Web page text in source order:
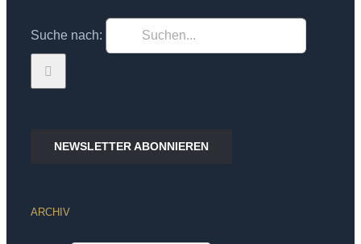
Suche nach:
NEWSLETTER ABONNIEREN
ARCHIV